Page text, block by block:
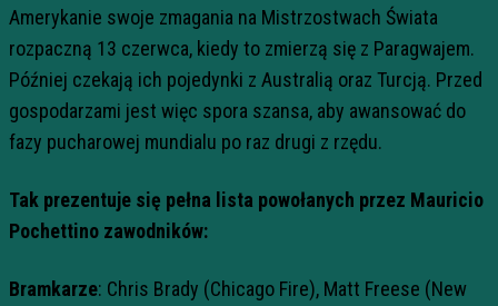
Amerykanie swoje zmagania na Mistrzostwach Świata
rozpaczną 13 czerwca, kiedy to zmierzą się z Paragwajem.
Później czekają ich pojedynki z Australią oraz Turcją. Przed
gospodarzami jest więc spora szansa, aby awansować do
fazy pucharowej mundialu po raz drugi z rzędu.
Tak prezentuje się pełna lista powołanych przez Mauricio
Pochettino zawodników:
Bramkarze: Chris Brady (Chicago Fire), Matt Freese (New